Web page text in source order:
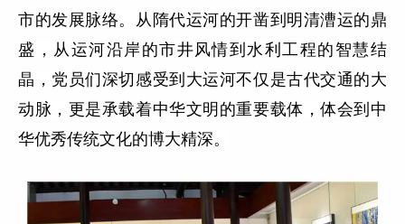
市的发展脉络。从隋代运河的开凿到明清漕运的鼎
盛，从运河沿岸的市井风情到水利工程的智慧结
晶，党员们深切感受到大运河不仅是古代交通的大
动脉，更是承载着中华文明的重要载体，体会到中
华优秀传统文化的博大精深。